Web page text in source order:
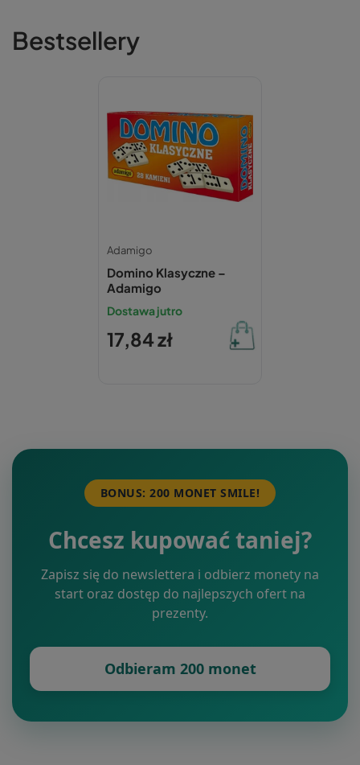
Bestsellery
Adamigo
Domino Klasyczne –
Adamigo
Dostawa jutro
17,84 zł
BONUS: 200 MONET SMILE!
Chcesz kupować taniej?
Zapisz się do newslettera i odbierz monety na
start oraz dostęp do najlepszych ofert na
prezenty.
Odbieram 200 monet